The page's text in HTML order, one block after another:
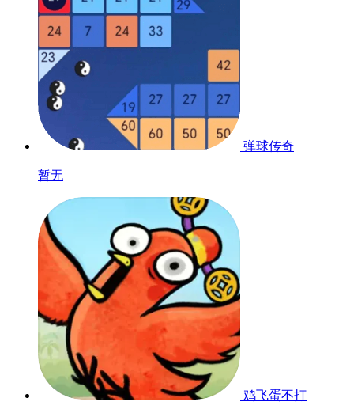
弹球传奇
暂无
鸡飞蛋不打